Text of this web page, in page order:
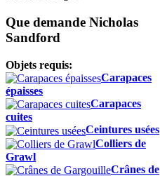
Que demande Nicholas
Sandford
Objets requis:
Carapaces
épaisses
Carapaces
cuites
Ceintures usées
Colliers de
Grawl
Crânes de